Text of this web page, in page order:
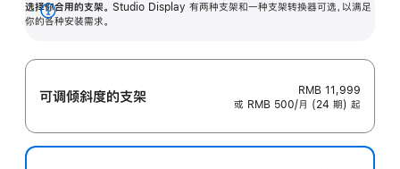
选择你合用的支架。 Studio Display 有两种支架和一种支架转换器可选，以满足
你的各种安装需求。
展
可调倾斜度的支架
RMB 11,999
或 RMB 500/月 (24 期) 起